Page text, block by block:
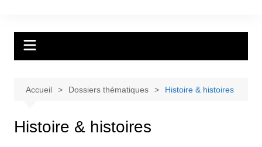
Assemblées Villageoises &
Association des Sociétés de La
Accueil Dossiers thématiques Histoire & histoires
Histoire & histoires